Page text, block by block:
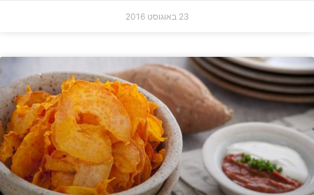
23 באוגוסט 2016